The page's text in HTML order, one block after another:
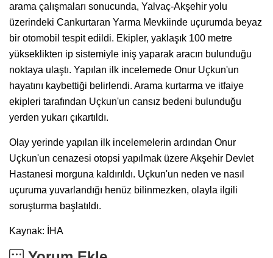
arama çalışmaları sonucunda, Yalvaç-Akşehir yolu
üzerindeki Cankurtaran Yarma Mevkiinde uçurumda beyaz
bir otomobil tespit edildi. Ekipler, yaklaşık 100 metre
yükseklikten ip sistemiyle iniş yaparak aracın bulunduğu
noktaya ulaştı. Yapılan ilk incelemede Onur Uçkun'un
hayatını kaybettiği belirlendi. Arama kurtarma ve itfaiye
ekipleri tarafından Uçkun'un cansız bedeni bulunduğu
yerden yukarı çıkartıldı.
Olay yerinde yapılan ilk incelemelerin ardından Onur
Uçkun'un cenazesi otopsi yapılmak üzere Akşehir Devlet
Hastanesi morguna kaldırıldı. Uçkun'un neden ve nasıl
uçuruma yuvarlandığı henüz bilinmezken, olayla ilgili
soruşturma başlatıldı.
Kaynak: İHA